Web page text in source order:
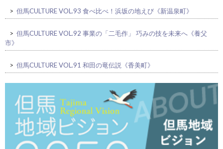
> 但馬CULTURE VOL.93 食べ比べ！浜坂の地えび《新温泉町》
> 但馬CULTURE VOL.92 事業の「二毛作」 巧みの技を未来へ《養父
市》
> 但馬CULTURE VOL.91 和田の竜伝説《香美町》